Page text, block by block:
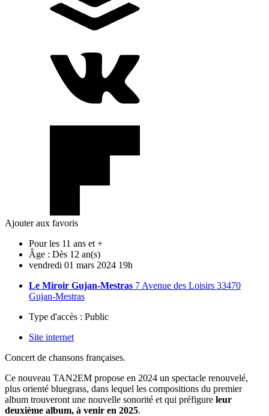
Ajouter aux favoris
Pour les 11 ans et +
Âge : Dès 12 an(s)
vendredi 01 mars 2024 19h
Le Miroir Gujan-Mestras 7 Avenue des Loisirs 33470
Gujan-Mestras
Type d'accès : Public
Site internet
Concert de chansons françaises.
Ce nouveau TAN2EM propose en 2024 un spectacle renouvelé,
plus orienté bluegrass, dans lequel les compositions du premier
album trouveront une nouvelle sonorité et qui préfigure leur
deuxième album, à venir en 2025.